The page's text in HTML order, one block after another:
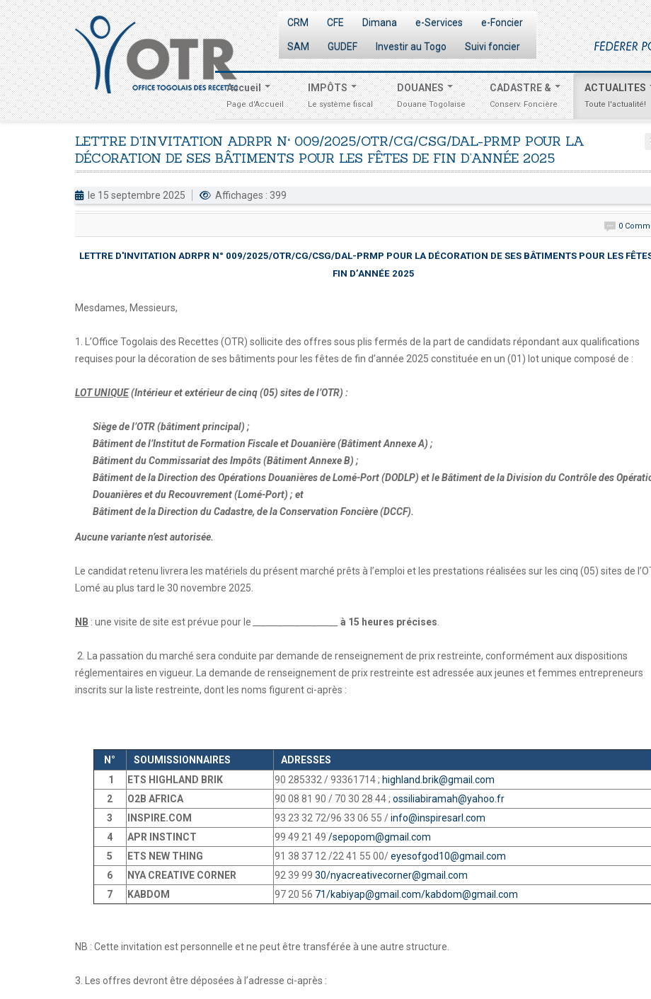
CRM CFE Dimana e-Services e-Foncier
SAM GUDEF Investir au Togo Suivi foncier
Accueil
Page d'Accueil
IMPÔTS
Le système fiscal
DOUANES
Douane Togolaise
CADASTRE &
Conserv. Foncière
ACTUALITES
Toute l'actualité!
LETTRE D'INVITATION ADRPR N° 009/2025/OTR/CG/CSG/DAL-PRMP POUR LA
DÉCORATION DE SES BÂTIMENTS POUR LES FÊTES DE FIN D’ANNÉE 2025
le 15 septembre 2025 Affichages : 399
0
LETTRE D'INVITATION ADRPR N° 009/2025/OTR/CG/CSG/DAL-PRMP POUR LA DÉCORATION DE SES BÂTIMENTS POUR LES
FIN D’ANNÉE 2025
Mesdames, Messieurs,
1. L’Office Togolais des Recettes (OTR) sollicite des offres sous plis fermés de la part de candidats répondant aux qualifications
requises pour la décoration de ses bâtiments pour les fêtes de fin d’année 2025 constituée en un (01) lot unique composé de :
LOT UNIQUE(Intérieur et extérieur de cinq (05) sites de l’OTR) :
Siège de l’OTR (bâtiment principal) ;
Bâtiment de l’Institut de Formation Fiscale et Douanière (Bâtiment Annexe A) ;
Bâtiment du Commissariat des Impôts (Bâtiment Annexe B) ;
Bâtiment de la Direction des Opérations Douanières de Lomé-Port (DODLP) et le Bâtiment de la Division du Contrôle des
Douanières et du Recouvrement (Lomé-Port) ; et
Bâtiment de la Direction du Cadastre, de la Conservation Foncière (DCCF).
Aucune variante n’est autorisée.
Le candidat retenu livrera les matériels du présent marché prêts à l’emploi et les prestations réalisées sur les cinq (05) sites de
Lomé au plus tard le 30 novembre 2025.
NB : une visite de site est prévue pour le à 15 heures précises
2. La passation du marché sera conduite par demande de renseignement de prix restreinte, conformément aux dispositions
réglementaires en vigueur. La demande de renseignement de prix restreinte est adressée aux jeunes et femmes entrepreneurs
inscrits sur la liste restreinte, dont les noms figurent ci-après :
N° SOUMISSIONNAIRES
ADRESSES
1
ETS HIGHLAND BRIK 90 285332 / 93361714 ; highland.brik@gmail.com
2
O2B AFRICA 90 08 81 90 / 70 30 28 44 ; ossiliabiramah@yahoo.fr
3
INSPIRE.COM 93 23 32 72/96 33 06 55 /info@inspiresarl.com
4
APR INSTINCT 99 49 21 49 /sepopom@gmail.com
5
ETS NEW THING 91 38 37 12 /22 41 55 00/eyesofgod10@gmail.com
6
NYA CREATIVE CORNER 92 39 99 30/nyacreativecorner@gmail.com
7
KABDOM 97 20 56 71/kabiyap@gmail.com/kabdom@gmail.com
NB : Cette invitation est personnelle et ne peut être transférée à une autre structure.
3. Les offres devront être déposées à l’adresse ci-après :